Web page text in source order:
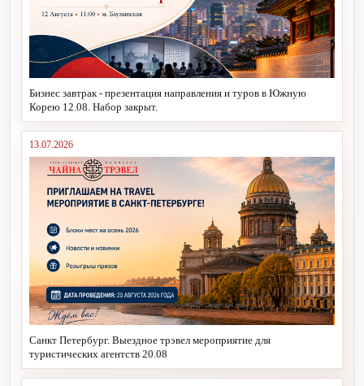
Бизнес завтрак - презентация направления и туров в Южную
Корею 12.08. Набор закрыт.
13.07.2026
Санкт Петербург. Выездное трэвел мероприятие для
туристических агентств 20.08